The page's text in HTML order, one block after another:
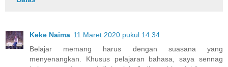
Keke Naima 11 Maret 2020 pukul 14.34
Belajar memang harus dengan suasana yang
menyenangkan. Khusus pelajaran bahasa, saya sennag